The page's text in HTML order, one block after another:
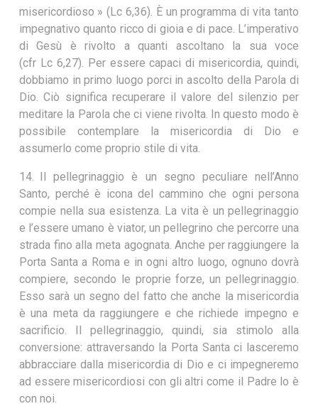
misericordioso » (Lc 6,36). È un programma di vita tanto
impegnativo quanto ricco di gioia e di pace. L’imperativo
di Gesù è rivolto a quanti ascoltano la sua voce
(cfr Lc 6,27). Per essere capaci di misericordia, quindi,
dobbiamo in primo luogo porci in ascolto della Parola di
Dio. Ciò significa recuperare il valore del silenzio per
meditare la Parola che ci viene rivolta. In questo modo è
possibile contemplare la misericordia di Dio e
assumerlo come proprio stile di vita.
14. Il pellegrinaggio è un segno peculiare nell’Anno
Santo, perché è icona del cammino che ogni persona
compie nella sua esistenza. La vita è un pellegrinaggio
e l’essere umano è viator, un pellegrino che percorre una
strada fino alla meta agognata. Anche per raggiungere la
Porta Santa a Roma e in ogni altro luogo, ognuno dovrà
compiere, secondo le proprie forze, un pellegrinaggio.
Esso sarà un segno del fatto che anche la misericordia
è una meta da raggiungere e che richiede impegno e
sacrificio. Il pellegrinaggio, quindi, sia stimolo alla
conversione: attraversando la Porta Santa ci lasceremo
abbracciare dalla misericordia di Dio e ci impegneremo
ad essere misericordiosi con gli altri come il Padre lo è
con noi.